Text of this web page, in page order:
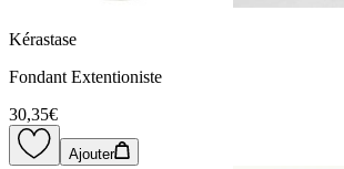
Kérastase
Fondant Extentioniste
30,35€
Ajouter